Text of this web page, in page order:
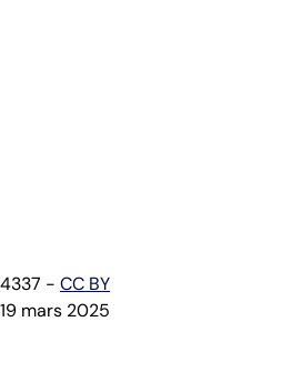
- CC BY
mars 2025